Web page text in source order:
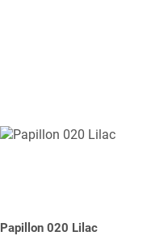
Papillon 020 Lilac